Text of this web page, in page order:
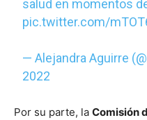
salud en momentos
pic.twitter.com/
— Alejandra Aguirre
2022
Por su parte, la Comisión